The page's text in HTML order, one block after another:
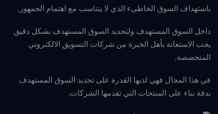
باستهداف السوق الخاطىء الذي لا يتناسب مع اهتمام الجمهور.
داخل السوق المستهدف ولتحديد السوق المستهدف بشكل دقيق
يجب الاستعانة بأهل الخبرة من شركات التسويق الالكتروني
المتخصصة.
في هذا المجال فهي لديها القدرة على تحديد السوق المستهدف
بدقة بناء على المنتجات التي تقدمها الشركات.